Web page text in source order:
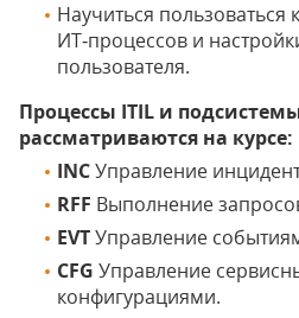
Научиться пользоваться
ИТ‑процессов и
пользователя.
Процессы ITIL и
рассматриваются на курсе:
INCУправление
RFF Выполнение
EVTУправление
CFG Управление
конфигурациями.